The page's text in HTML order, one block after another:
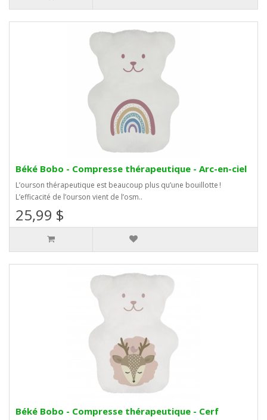
Béké Bobo - Compresse thérapeutique - Arc-en-ciel
L’ourson thérapeutique est beaucoup plus qu’une bouillotte !
L’efficacité de l’ourson vient de l’osm..
25,99 $
Béké Bobo - Compresse thérapeutique - Cerf